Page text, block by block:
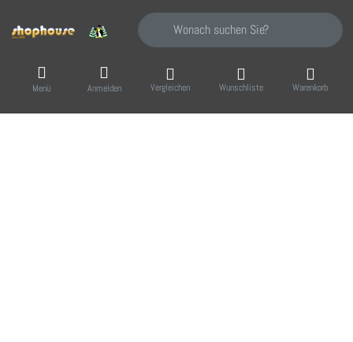
Geben Sie einen Suchbegriff ein. Während
Menü Anmelden Vergleichen Wunschliste Warenkorb